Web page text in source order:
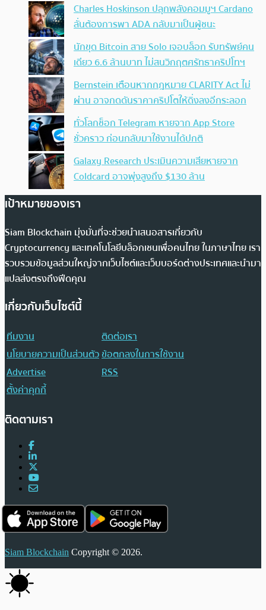
Charles Hoskinson ปลุกพลังคอมมูฯ Cardano
ลั่นต้องการพา ADA กลับมาเป็นผู้ชนะ
นักขุด Bitcoin สาย Solo เจอบล็อก รับทรัพย์คน
เดียว 6.6 ล้านบาท ไม่สนวิกฤตศรัทธาคริปโทฯ
Bernstein เตือนหากกฎหมาย CLARITY Act ไม่
ผ่าน อาจกดดันราคาคริปโตให้ดิ่งลงอีกระลอก
ทั่วโลกช็อก Telegram หายจาก App Store
ชั่วคราว ก่อนกลับมาใช้งานได้ปกติ
Galaxy Research ประเมินความเสียหายจาก
Coldcard อาจพุ่งสูงถึง $130 ล้าน
เป้าหมายของเรา
Siam Blockchain มุ่งมั่นที่จะช่วยนำเสนอสารเกี่ยวกับ
Cryptocurrency และเทคโนโลยีบล็อกเชนเพื่อคนไทย ในภาษาไทย เรา
รวบรวมข้อมูลส่วนใหญ่จากเว็บไซต์และเว็บบอร์ดต่างประเทศและนำมา
แปลส่งตรงถึงฟีดคุณ
เกี่ยวกับเว็บไซต์นี้
ทีมงาน
ติดต่อเรา
นโยบายความเป็นส่วนตัวข้อตกลงในการใช้งาน
Advertise
RSS
ตั้งค่าคุกกี้
ติดตามเรา
Siam Blockchain Copyright © 2026.